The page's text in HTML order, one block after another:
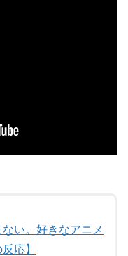
い。好きなアニメ
応】